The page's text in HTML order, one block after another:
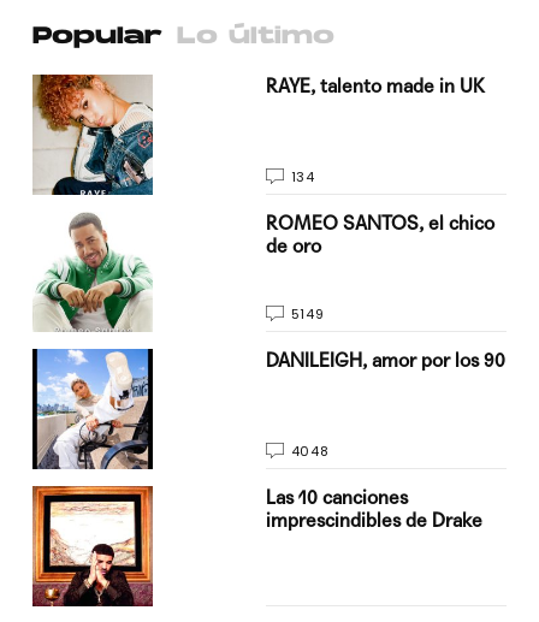
Popular Lo último
RAYE, talento made in UK
134
ROMEO SANTOS, el chico
de oro
5149
DANILEIGH, amor por los 90
4048
Las 10 canciones
imprescindibles de Drake